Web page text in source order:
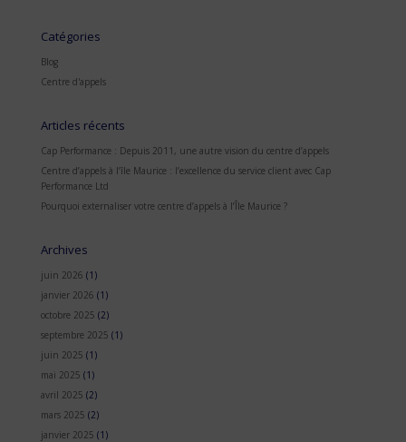
Catégories
Blog
Centre d'appels
Articles récents
Cap Performance : Depuis 2011, une autre vision du centre d’appels
Centre d’appels à l’île Maurice : l’excellence du service client avec Cap
Performance Ltd
Pourquoi externaliser votre centre d’appels à l’Île Maurice ?
Archives
juin 2026 (1)
janvier 2026 (1)
octobre 2025 (2)
septembre 2025 (1)
juin 2025 (1)
mai 2025 (1)
avril 2025 (2)
mars 2025 (2)
janvier 2025 (1)